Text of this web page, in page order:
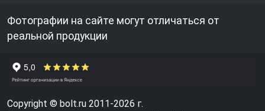
Фотографии на сайте могут отличаться от
реальной продукции
Copyright © bolt.ru 2011-2026 г.